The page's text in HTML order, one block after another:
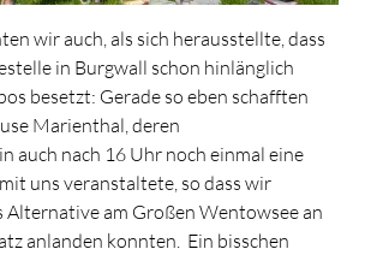
wir auch, als sich herausstellte, dass
in Burgwall schon hinlänglich
besetzt: Gerade so eben schafften
Marienthal, deren
auch nach 16 Uhr noch einmal eine
uns veranstaltete, so dass wir
Alternative am Großen Wentowsee an
anlanden konnten. Ein bisschen